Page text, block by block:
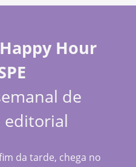
Hour
de
editorial
da tarde, chega no